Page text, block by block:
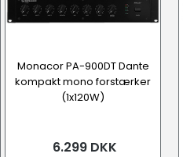
Monacor PA-900DT Dante
kompakt mono forstærker
(1x120W)
6.299 DKK